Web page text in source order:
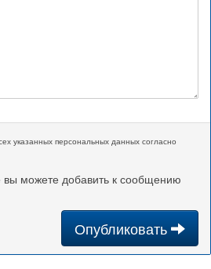
указанных персональных данных согласно
можете добавить к сообщению
Опубликовать